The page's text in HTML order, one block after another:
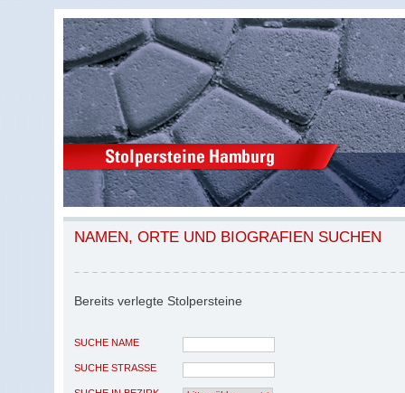
NAMEN, ORTE UND BIOGRAFIEN SUCHEN
Bereits verlegte Stolpersteine
SUCHE NAME
SUCHE STRASSE